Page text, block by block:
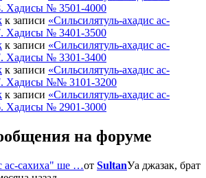
Хадисы № 3501-4000
к записи «Сильсилятуль-ахадис ас-
Хадисы № 3401-3500
к записи «Сильсилятуль-ахадис ас-
Хадисы № 3301-3400
к записи «Сильсилятуль-ахадис ас-
Хадисы №№ 3101-3200
к записи «Сильсилятуль-ахадис ас-
Хадисы № 2901-3000
на форуме
ас-сахиха" ше …от SultanУа джазак, брат